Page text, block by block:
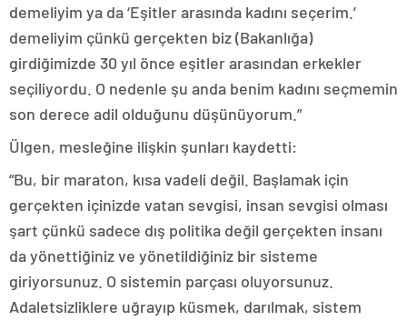
demeliyim ya da ‘Eşitler arasında kadını seçerim.’
demeliyim çünkü gerçekten biz (Bakanlığa)
girdiğimizde 30 yıl önce eşitler arasından erkekler
seçiliyordu. O nedenle şu anda benim kadını seçmemin
son derece adil olduğunu düşünüyorum.”
Ülgen, mesleğine ilişkin şunları kaydetti:
“Bu, bir maraton, kısa vadeli değil. Başlamak için
gerçekten içinizde vatan sevgisi, insan sevgisi olması
şart çünkü sadece dış politika değil gerçekten insanı
da yönettiğiniz ve yönetildiğiniz bir sisteme
giriyorsunuz. O sistemin parçası oluyorsunuz.
Adaletsizliklere uğrayıp küsmek, darılmak, sistem